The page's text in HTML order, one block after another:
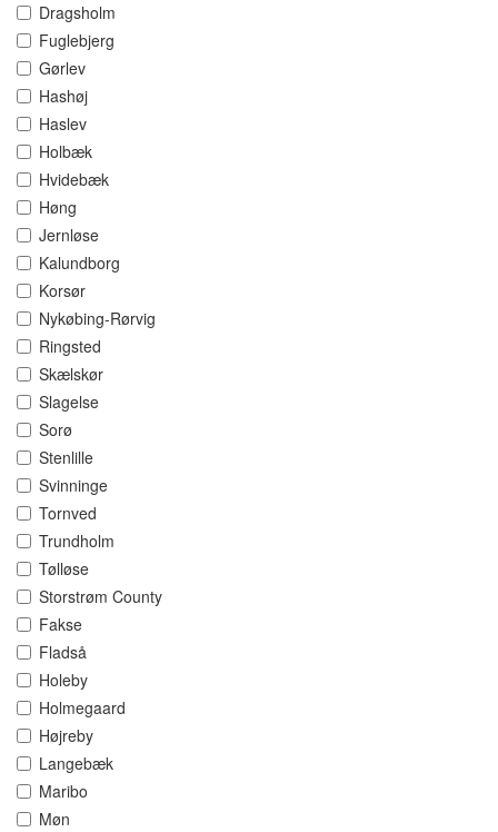
Dragsholm
Fuglebjerg
Gørlev
Hashøj
Haslev
Holbæk
Hvidebæk
Høng
Jernløse
Kalundborg
Korsør
Nykøbing-Rørvig
Ringsted
Skælskør
Slagelse
Sorø
Stenlille
Svinninge
Tornved
Trundholm
Tølløse
Storstrøm County
Fakse
Fladså
Holeby
Holmegaard
Højreby
Langebæk
Maribo
Møn